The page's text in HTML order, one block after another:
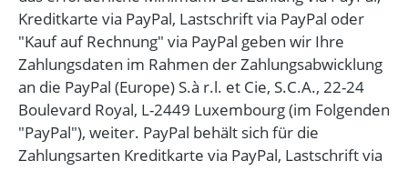
Kreditkarte via PayPal, Lastschrift via PayPal oder
"Kauf auf Rechnung" via PayPal geben wir Ihre
Zahlungsdaten im Rahmen der Zahlungsabwicklung
an die PayPal (Europe) S.à r.l. et Cie, S.C.A., 22-24
Boulevard Royal, L-2449 Luxembourg (im Folgenden
"PayPal"), weiter. PayPal behält sich für die
Zahlungsarten Kreditkarte via PayPal, Lastschrift via